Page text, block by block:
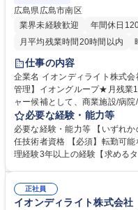
広島県広島市南区
業界未経験歓迎
年間休日
月平均残業時間20時間以内
仕事の内容
企業名 イオンディライト株式会社 求人名 【マネージャー候補/中四
管理】イオングループ★月残業10hでWLB◎ 仕事の
ャー候補として、商業施設/病
を担当していただきます。※社
択いただけます。 ・グローバル社員（海外・日本国内転勤有） ・ナショ
ナル社員（日本国内転勤有）※
業務内容＞■建物設備機器の操
四国/施設管理】イオングルー
必要な経験・能力等
必要な経験・能力等 【いずれ
任技術者資格 【必須】転勤可
理経験3年以上の経験【求める
ル、医療･福祉施設、学校施設
います。入社後は、経験に応じ
正社員
イオンディライト株式会社